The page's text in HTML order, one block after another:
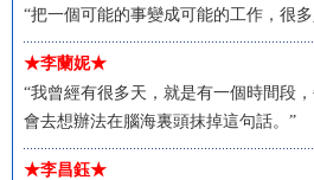
“把一個可能的事變成可能的工作，很
★李蘭妮★
“我曾經有很多天，就是有一個時間段
會去想辦法在腦海裏頭抹掉這句話。”
★李昌鈺★